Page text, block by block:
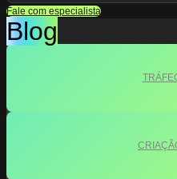
Fale com especialista
Blog